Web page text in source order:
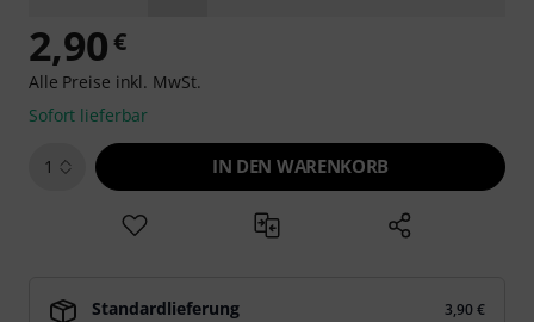
2,90€
Alle Preise inkl. MwSt.
Sofort lieferbar
1 IN DEN WARENKORB
Standardlieferung
3,90 €